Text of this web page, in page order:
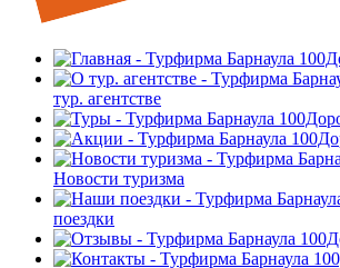
тур. агентстве
Новости туризма
поездки